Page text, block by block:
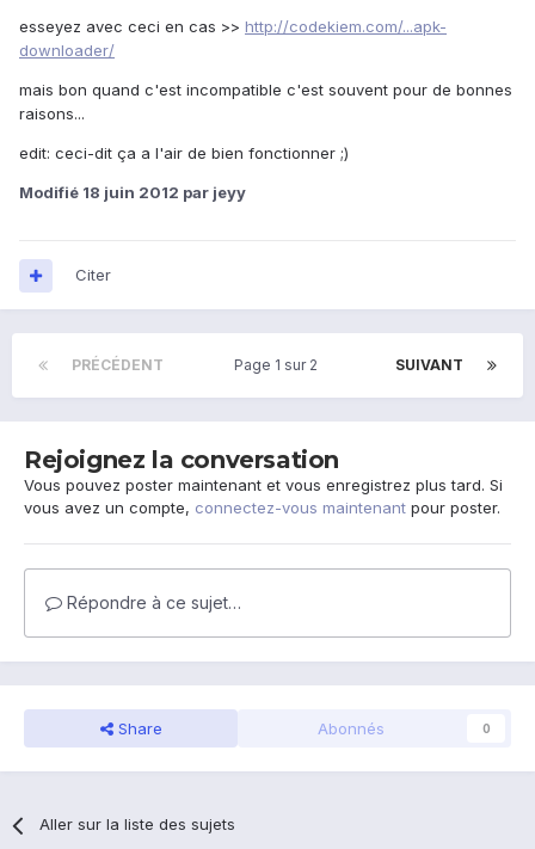
esseyez avec ceci en cas >> http://codekiem.com/...apk-
downloader/
mais bon quand c'est incompatible c'est souvent pour de bonnes
raisons...
edit: ceci-dit ça a l'air de bien fonctionner ;)
Modifié 18 juin 2012 par jeyy
Citer
PRÉCÉDENT SUIVANT
Page 1 sur 2
Rejoignez la conversation
Vous pouvez poster maintenant et vous enregistrez plus tard. Si
vous avez un compte, connectez-vous maintenant pour poster.
Répondre à ce sujet…
Share Abonnés 0
Aller sur la liste des sujets